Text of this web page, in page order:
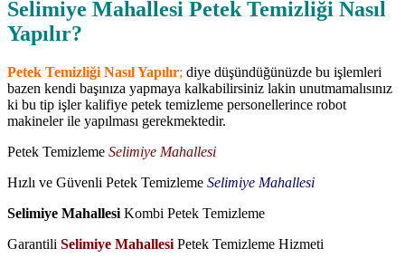
Selimiye Mahallesi Petek Temizliği Nasıl
Yapılır?
Petek Temizliği Nasıl Yapılır; diye düşündüğünüzde bu işlemleri
bazen kendi başınıza yapmaya kalkabilirsiniz lakin unutmamalısınız
ki bu tip işler kalifiye petek temizleme personellerince robot
makineler ile yapılması gerekmektedir.
Petek Temizleme Selimiye Mahallesi
Hızlı ve Güvenli Petek Temizleme Selimiye Mahallesi
Selimiye Mahallesi Kombi Petek Temizleme
Garantili Selimiye Mahallesi Petek Temizleme Hizmeti